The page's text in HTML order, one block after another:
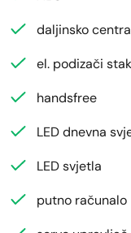
daljinsko
el. podizači
handsfree
LED dnevna
LED svjetla
putno računalo